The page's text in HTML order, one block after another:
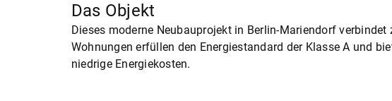
Das Objekt
Dieses moderne Neubauprojekt in Berlin-Mariendorf
Wohnungen erfüllen den Energiestandard der Klasse A und
niedrige Energiekosten.